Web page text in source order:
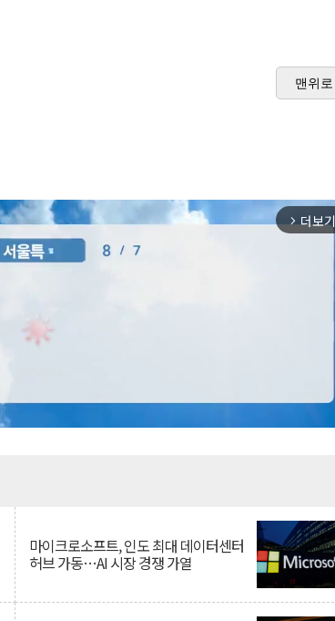
맨위로
arrow_forward_ios 더보기
마이크로소프트, 인도 최대 데이터센터
허브 가동…AI 시장 경쟁 가열